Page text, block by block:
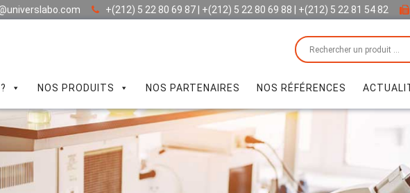
+(212) 5 22 80 69 87 | +(212) 5 22 80 69 88 | +(212) 5 22 81 54 82
NOS PRODUITS NOS PARTENAIRES NOS RÉFÉRENCES